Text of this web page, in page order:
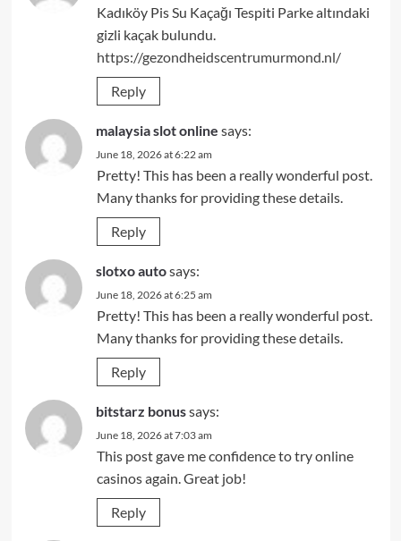
Kadıköy Pis Su Kaçağı Tespiti Parke altındaki
gizli kaçak bulundu.
https://gezondheidscentrumurmond.nl/
Reply
malaysia slot online says:
June 18, 2026 at 6:22 am
Pretty! This has been a really wonderful post.
Many thanks for providing these details.
Reply
slotxo autosays:
June 18, 2026 at 6:25 am
Pretty! This has been a really wonderful post.
Many thanks for providing these details.
Reply
bitstarz bonussays:
June 18, 2026 at 7:03 am
This post gave me confidence to try online
casinos again. Great job!
Reply